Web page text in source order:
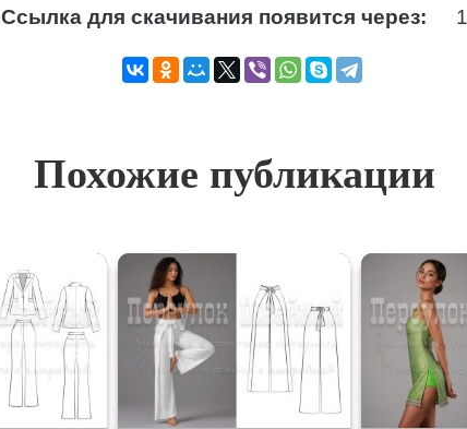
Ссылка для скачивания появится через:
Похожие публикации